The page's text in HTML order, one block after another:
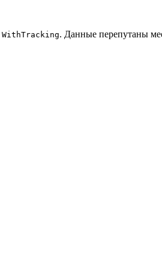
WithTracking. Данные перепутаны